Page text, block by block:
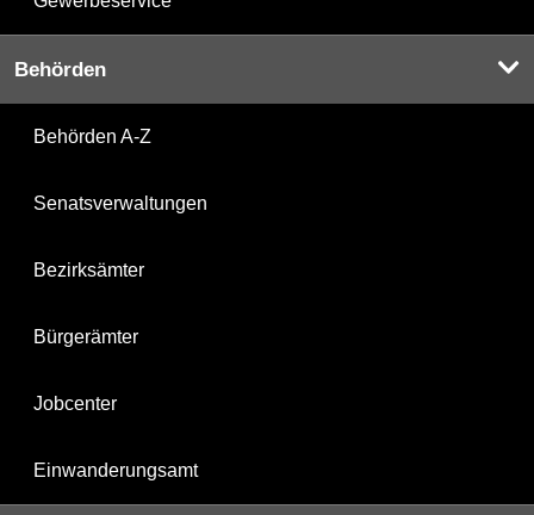
Behörden
Behörden A-Z
Senatsverwaltungen
Bezirksämter
Bürgerämter
Jobcenter
Einwanderungsamt